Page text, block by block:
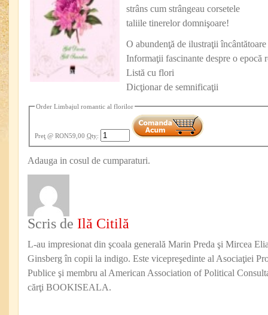
strâns cum strângeau corsetele
taliile tinerelor domnişoare!
O abundenţă de ilustraţii încântătoare
Informaţii fascinante despre o epocă
Listă cu flori
Dicţionar de semnificaţii
Order Limbajul romantic al florilor
Preţ @ RON59,00 Qty:
Adauga in cosul de cumparaturi.
Scris de Ilă Citilă
L-au impresionat din şcoala generală Marin Preda şi Mircea
Ginsberg în copii la indigo. Este vicepreşedinte al Asociaţiei
Publice şi membru al American Association of Political
cărţi BOOKISEALA.